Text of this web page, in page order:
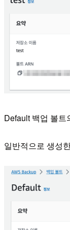
Default 백업 볼트
일반적으로 생성